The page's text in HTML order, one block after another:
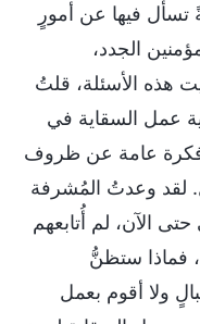
فيها عن أمورٍ
الجدد،
هذه الأسئلة، قلتُ
عمل السقاية في
فكرة عامة عن ظروف
لقد وعدتُ المُشرفة
حتى الآن، لم أُتابعهم
فماذا ستظنُّ
ولا أقوم بعمل